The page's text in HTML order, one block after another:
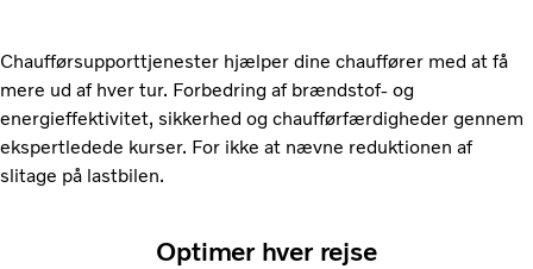
Chaufførsupporttjenester hjælper dine chauffører med at få
mere ud af hver tur. Forbedring af brændstof- og
energieffektivitet, sikkerhed og chaufførfærdigheder gennem
ekspertledede kurser. For ikke at nævne reduktionen af
slitage på lastbilen.
Optimer hver rejse